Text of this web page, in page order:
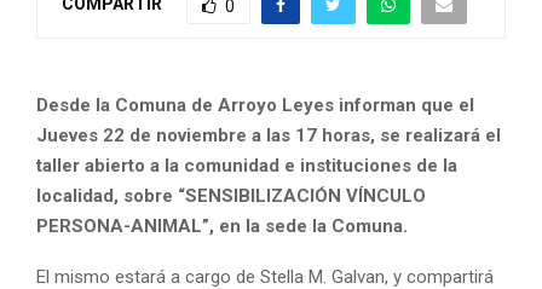
0
Desde la Comuna de Arroyo Leyes informan que el
Jueves 22 de noviembre a las 17 horas, se realizará el
taller abierto a la comunidad e instituciones de la
localidad, sobre “SENSIBILIZACIÓN VÍNCULO
PERSONA-ANIMAL”, en la sede la Comuna.
El mismo estará a cargo de Stella M. Galvan, y compartirá